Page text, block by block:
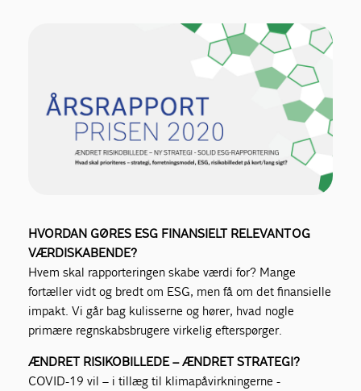
HVORDAN GØRES ESG FINANSIELT RELEVANT OG
VÆRDISKABENDE?
Hvem skal rapporteringen skabe værdi for? Mange
fortæller vidt og bredt om ESG, men få om det finansielle
impakt. Vi går bag kulisserne og hører, hvad nogle
primære ­regnskabsbrugere virkelig efterspørger.
ÆNDRET RISIKOBILLEDE – ÆNDRET STRATEGI?
COVID-19 vil – i tillæg til klimapåvirkningerne -